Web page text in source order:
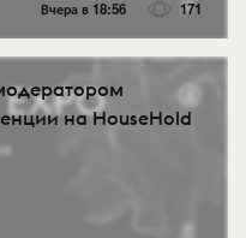
Вчера в 18:56 171
на HouseHold